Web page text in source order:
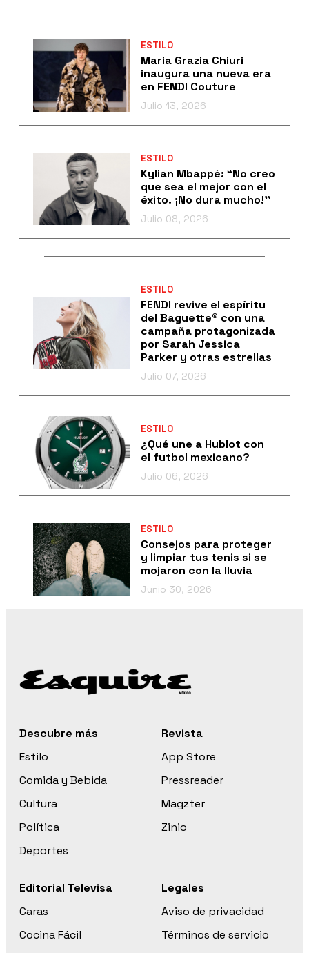
ESTILO
Maria Grazia Chiuri
inaugura una nueva era
en FENDI Couture
Julio 13, 2026
ESTILO
Kylian Mbappé: “No creo
que sea el mejor con el
éxito. ¡No dura mucho!”
Julio 08, 2026
ESTILO
FENDI revive el espíritu
del Baguette® con una
campaña protagonizada
por Sarah Jessica
Parker y otras estrellas
Julio 07, 2026
ESTILO
¿Qué une a Hublot con
el futbol mexicano?
Julio 06, 2026
ESTILO
Consejos para proteger
y limpiar tus tenis si se
mojaron con la lluvia
Junio 30, 2026
Descubre más
Estilo
Comida y Bebida
Cultura
Política
Deportes
Revista
App Store
Pressreader
Magzter
Zinio
Editorial Televisa
Caras
Cocina Fácil
Legales
Aviso de privacidad
Términos de servicio